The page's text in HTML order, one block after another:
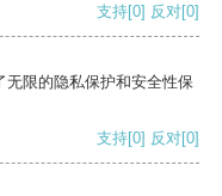
支持[0] 反对[0]
限的隐私保护和安全性保
支持[0] 反对[0]